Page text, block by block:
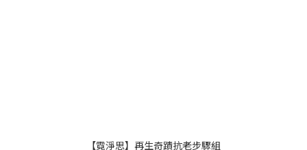
【霓淨思】再生奇蹟抗老步驟組